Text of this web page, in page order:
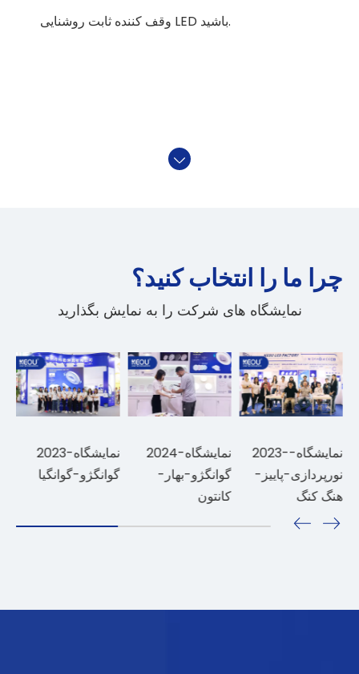
وقف کننده ثابت روشنایی LED باشید.
چرا ما را انتخاب کنید؟
نمایشگاه های شرکت را به نمایش بگذارید
گوانگژو-
2023-نمایشگاه-
نورپردازی-پاییز-
2024-نمایشگاه